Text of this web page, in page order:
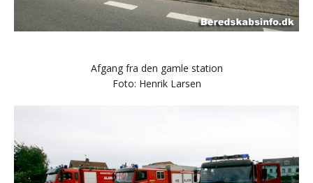
Afgang fra den gamle station
Foto: Henrik Larsen